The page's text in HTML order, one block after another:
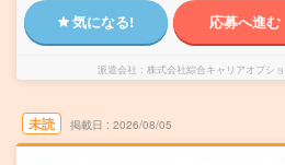
気になる! 応募へ進む
派遣会社 株式会社綜合キャリアオプシ
未読 掲載日 2026/08/05